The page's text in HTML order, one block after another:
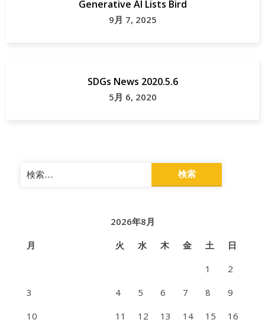
Generative AI Lists Bird
9月 7, 2025
SDGs News 2020.5.6
5月 6, 2020
検
索:
2026年8月
月
火 水 木 金 土
日
1
2
3
4 5 6 7 8
9
10
11 12 13 14 15
16